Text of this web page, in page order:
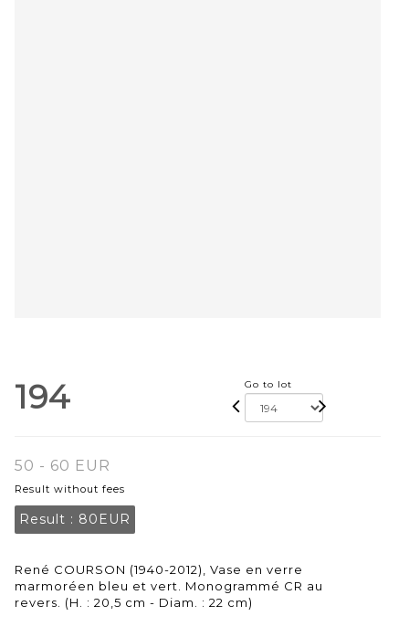
194 Go to lot
50 - 60 EUR
Result without fees
Result : 80EUR
René COURSON (1940-2012), Vase en verre
marmoréen bleu et vert. Monogrammé CR au
revers. (H. : 20,5 cm - Diam. : 22 cm)